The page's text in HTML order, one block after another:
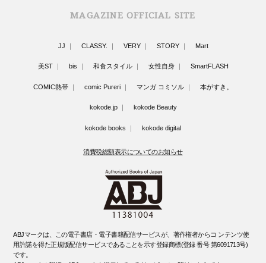
MAGAZINE OFFICIAL SITE
JJ CLASSY. VERY STORY Mart
美ST bis 和食スタイル 女性自身 SmartFLASH
COMIC熱帯 comic Pureri マンガ コミソル 本がすき。
kokode.jp kokode Beauty
kokode books kokode digital
消費税総額表示についてのお知らせ
ABJマークは、この電子書店・電子書籍配信サービスが、著作権者からコ ンテンツ使
用許諾を得た正規版配信サービスであることを示す登録商標(登録 番号 第6091713号)
です。